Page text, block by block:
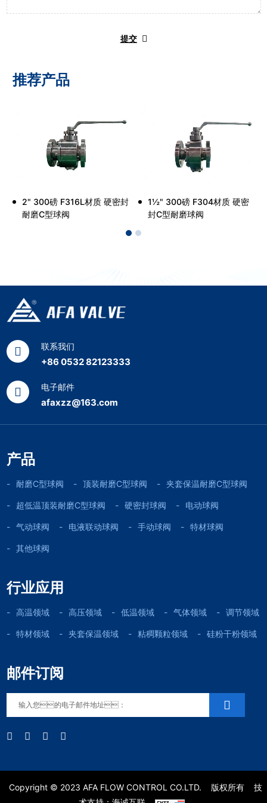
提交
推荐产品
2" 300磅 F316L材质 硬密封
耐磨C型球阀
1½" 300磅 F304材质 硬密
封C型耐磨球阀
联系我们
+86 0532 82123333
电子邮件
afaxzz@163.com
产品
耐磨C型球阀 顶装耐磨C型球阀 夹套保温耐磨C型球阀
超低温顶装耐磨C型球阀 硬密封球阀 电动球阀
气动球阀 电液联动球阀 手动球阀 特材球阀
其他球阀
行业应用
高温领域 高压领域 低温领域 气体领域 调节领域
特材领域 夹套保温领域 粘稠颗粒领域 硅粉干粉领域
邮件订阅
Copyright © 2023 AFA FLOW CONTROL CO.LTD. 版权所有
技